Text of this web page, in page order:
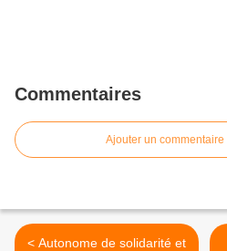
Commentaires
Ajouter un commentaire
< Autonome de solidarité et